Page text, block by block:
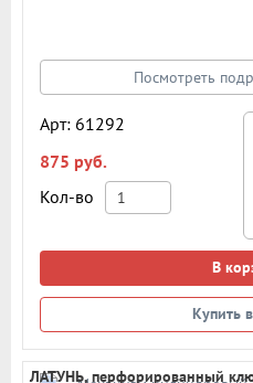
цилиндра в подробном
Посмотреть
Арт: 61292
875 руб.
Кол-во
В
Купить
ЛАТУНЬ, перфорированный